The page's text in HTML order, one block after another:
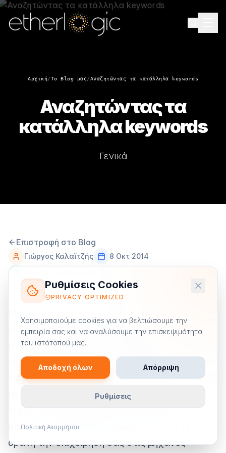
Αρχική/Το Blog μας/Αναζητώντας τα κατάλληλα keywords
Αναζητώντας τα
κατάλληλα keywords
Γενικά
Επιστροφή στο Blog
Γιώργος Καλαϊτζής
8 Οκτ 2014
καλύτερο προϊόν σε σχέση με τον
ανταγωνισμό, μπορεί οι υπηρεσίες σας να
υπερέχουν στον κλάδο σας αλλά αυτό μπορεί
να μην έχει καμία αξία αν οι υποψήφιοι
πελάτες σας δεν μπορούν να σας εντοπίσουν.
Ή μάλλον αν βρίσκουν τους ανταγωνιστές
σας. Για να μπορέσετε λοιπόν να κάνετε
ορατή την επιχείρηση σας στις μηχανές
Ρυθμίσεις Cookies
PRIVACY OPTIMIZED
Χρησιμοποιούμε cookies για να βελτιώσουμε την
εμπειρία σας και να αναλύσουμε την επισκεψιμότητα
του ιστότοπού μας.
Αποδοχή όλων Απόρριψη
Ρυθμίσεις
Πολιτική Απορρήτου